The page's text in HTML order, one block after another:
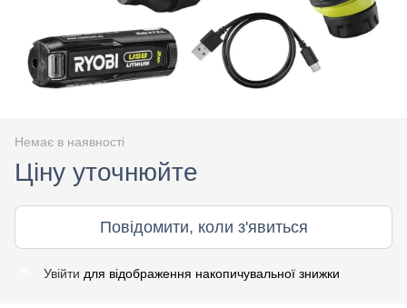
Немає в наявності
Ціну уточнюйте
Повідомити, коли з'явиться
Увійти для відображення накопичувальної знижки